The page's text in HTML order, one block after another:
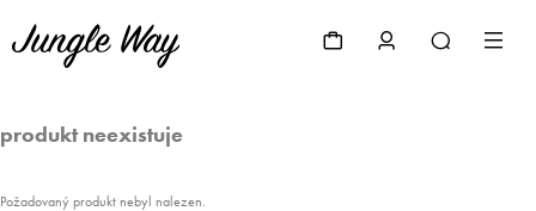
produkt neexistuje
Požadovaný produkt nebyl nalezen.